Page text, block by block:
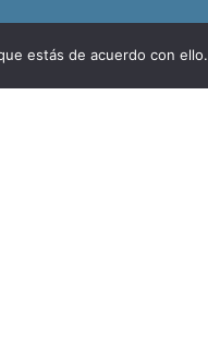
estás de acuerdo con ello.